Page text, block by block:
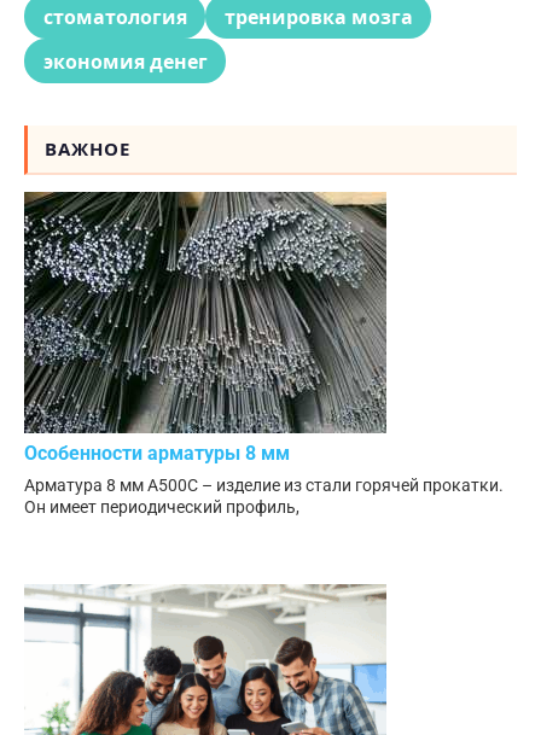
стоматология
тренировка мозга
экономия денег
ВАЖНОЕ
Особенности арматуры 8 мм
Арматура 8 мм А500С – изделие из стали горячей прокатки.
Он имеет периодический профиль,